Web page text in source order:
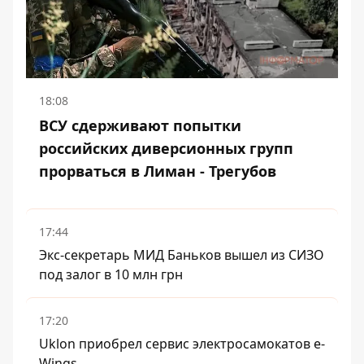
18:08
ВСУ сдерживают попытки
российских диверсионных групп
прорваться в Лиман - Трегубов
17:44
Экс-секретарь МИД Баньков вышел из СИЗО
под залог в 10 млн грн
17:20
Uklon приобрел сервис электросамокатов e-